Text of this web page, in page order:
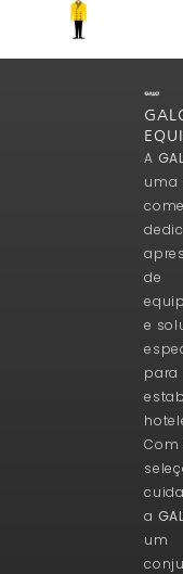
A
uma
de
e
para
Com
a
um